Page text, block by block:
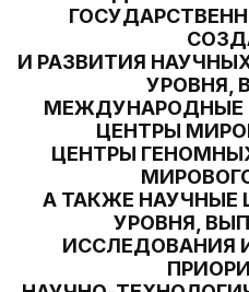
И РАЗВИТИЯ
УРОВНЯ,
МЕЖДУНАРОДНЫЕ
ЦЕНТРЫ
ЦЕНТРЫ
А ТАКЖЕ НАУЧНЫЕ
УРОВНЯ,
ИССЛЕДОВАНИЯ